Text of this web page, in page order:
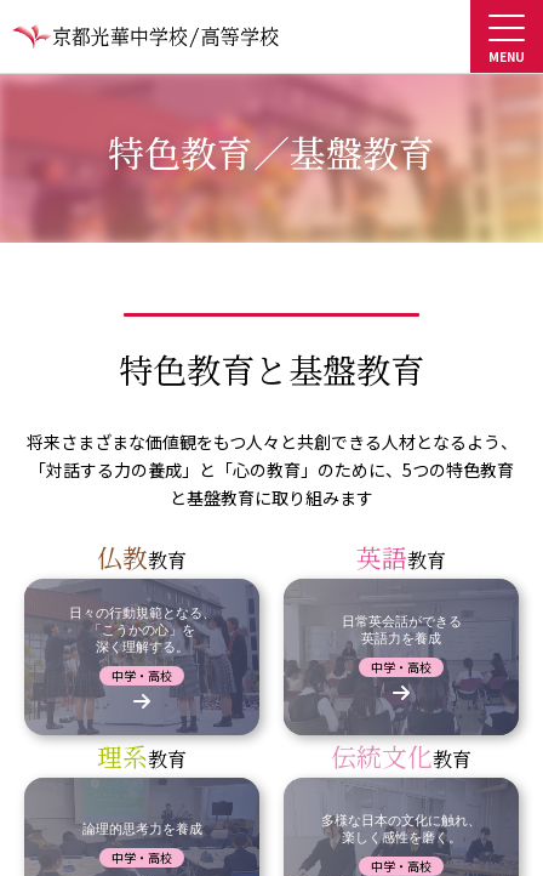
特色教育／基盤教育
特色教育と基盤教育
将来さまざまな価値観をもつ人々と共創できる人材となるよう、
「対話する力の養成」と「心の教育」のために、5つの特色教育
と基盤教育に取り組みます
仏教教育
日々の行動規範となる、
「こうかの心」を
深く理解する。
中学・高校
英語教育
日常英会話ができる
英語力を養成
中学・高校
理系教育
論理的思考力を養成
中学・高校
伝統文化教育
多様な日本の文化に触れ、
楽しく感性を磨く。
中学・高校